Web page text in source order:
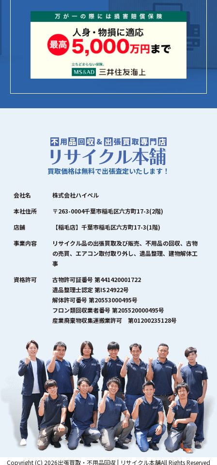
買取価格は無料で出張査定いたします！
会社名
株式会社ハイペル
本社住所
〒263-0004千葉市稲毛区六方町17-3(2階)
店舗
【稲毛店】千葉市稲毛区六方町17-3(1階)
事業内容
リサイクル品の出張買取及び販売、不用品の回収、古物
の売買、エアコン取付取り外し、遺品整理、建物解体工
事
資格許可
古物許可証番号 第441420001722
遺品整理士認定 第IS24922号
解体許可番号 第20553000495号
フロン類回収業者番号 第205520000495号
産業廃棄物収集運搬業許可 第01200235128号
Copyright (C) 2026出張買取・不用品回収 | リサイクル本舗All Rights Reserved